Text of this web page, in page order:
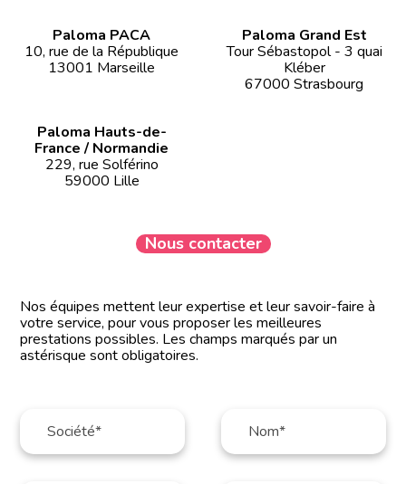
Paloma PACA
10, rue de la République
13001 Marseille
Paloma Grand Est
Tour Sébastopol - 3 quai
Kléber
67000 Strasbourg
Paloma Hauts-de-
France / Normandie
229, rue Solférino
59000 Lille
Nous contacter
Nos équipes mettent leur expertise et leur savoir-faire à
votre service, pour vous proposer les meilleures
prestations possibles. Les champs marqués par un
astérisque sont obligatoires.